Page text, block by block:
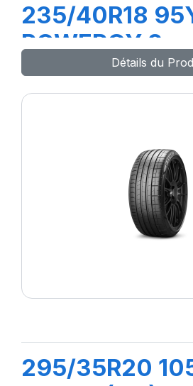
235/40R18
POWERGY 2
Détails du
295/35R20